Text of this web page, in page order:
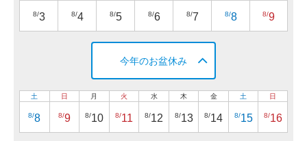
8/3 8/4 8/5 8/6 8/7 8/8 8/9
今年のお盆休み
土
8/8
日
8/9
月
8/10
火
8/11
水
8/12
木
8/13
金
8/14
土
8/15
日
8/16